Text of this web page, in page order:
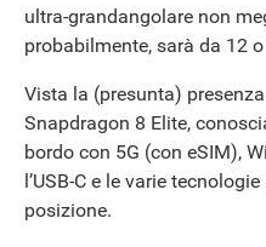
ANDROID
ultra-grandangolare non
probabilmente, sarà da 12 o
Vista la (presunta)
Snapdragon 8 Elite,
bordo con 5G (con eSIM),
l’USB-C e le varie
posizione.